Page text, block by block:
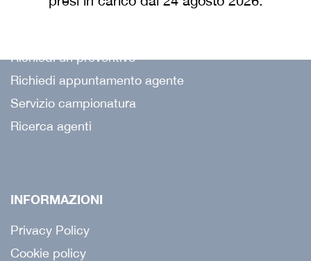
Guida al lavaggio
Richiedi un preventivo
Richiedi appuntamento agente
Servizio campionatura
Ricerca agenti
INFORMAZIONI
Privacy Policy
Cookie policy